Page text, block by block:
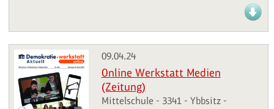
09.04.24
Online Werkstatt Medien
(Zeitung)
Mittelschule - 3341 - Ybbsitz -